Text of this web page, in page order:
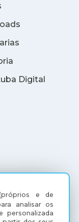
e de
analisar os
personalizada
Digital